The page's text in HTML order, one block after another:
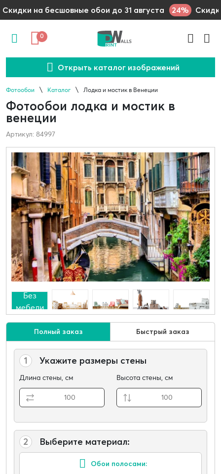
Скидки на бесшовные обои до 31 августа 24%
0
Открыть каталог изображений
Фотообои Каталог Лодка и мостик в Венеции
Фотообои лодка и мостик в
венеции
Артикул: 84997
Без
мебели
Полный заказ Быстрый заказ
1 Укажите размеры стены
Длина стены, см Высота стены, см
2 Выберите материал:
Обои полосами: